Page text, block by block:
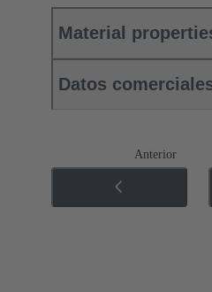
Material
Datos
Anterior